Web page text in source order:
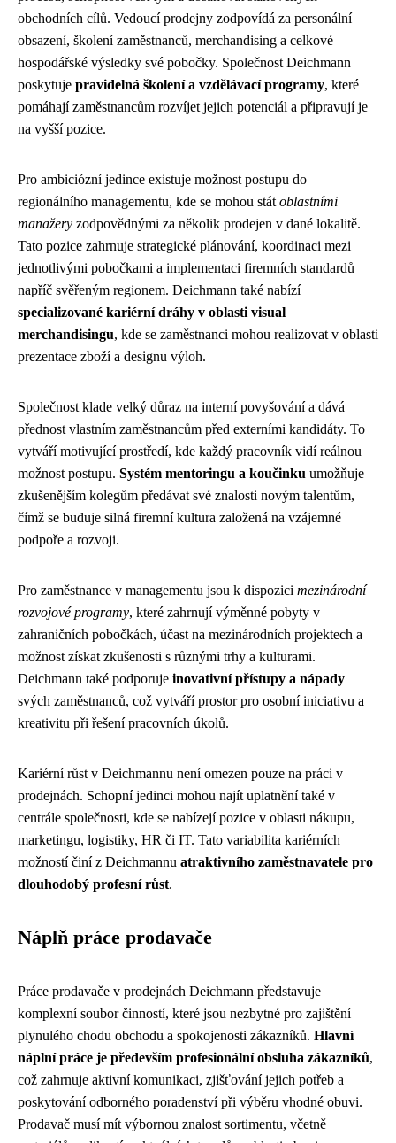
obchodních cílů. Vedoucí prodejny zodpovídá za personální
obsazení, školení zaměstnanců, merchandising a celkové
hospodářské výsledky své pobočky. Společnost Deichmann
poskytuje pravidelná školení a vzdělávací programy, které
pomáhají zaměstnancům rozvíjet jejich potenciál a připravují je
na vyšší pozice.
Pro ambiciózní jedince existuje možnost postupu do
regionálního managementu, kde se mohou stát oblastními
manažery zodpovědnými za několik prodejen v dané lokalitě.
Tato pozice zahrnuje strategické plánování, koordinaci mezi
jednotlivými pobočkami a implementaci firemních standardů
napříč svěřeným regionem. Deichmann také nabízí
specializované kariérní dráhy v oblasti visual
merchandisingu, kde se zaměstnanci mohou realizovat v oblasti
prezentace zboží a designu výloh.
Společnost klade velký důraz na interní povyšování a dává
přednost vlastním zaměstnancům před externími kandidáty. To
vytváří motivující prostředí, kde každý pracovník vidí reálnou
možnost postupu. Systém mentoringu a koučinku umožňuje
zkušenějším kolegům předávat své znalosti novým talentům,
čímž se buduje silná firemní kultura založená na vzájemné
podpoře a rozvoji.
Pro zaměstnance v managementu jsou k dispozici mezinárodní
rozvojové programy, které zahrnují výměnné pobyty v
zahraničních pobočkách, účast na mezinárodních projektech a
možnost získat zkušenosti s různými trhy a kulturami.
Deichmann také podporuje inovativní přístupy a nápady
svých zaměstnanců, což vytváří prostor pro osobní iniciativu a
kreativitu při řešení pracovních úkolů.
Kariérní růst v Deichmannu není omezen pouze na práci v
prodejnách. Schopní jedinci mohou najít uplatnění také v
centrále společnosti, kde se nabízejí pozice v oblasti nákupu,
marketingu, logistiky, HR či IT. Tato variabilita kariérních
možností činí z Deichmannu atraktivního zaměstnavatele pro
dlouhodobý profesní růst.
Náplň práce prodavače
Práce prodavače v prodejnách Deichmann představuje
komplexní soubor činností, které jsou nezbytné pro zajištění
plynulého chodu obchodu a spokojenosti zákazníků. Hlavní
náplní práce je především profesionální obsluha zákazníků,
což zahrnuje aktivní komunikaci, zjišťování jejich potřeb a
poskytování odborného poradenství při výběru vhodné obuvi.
Prodavač musí mít výbornou znalost sortimentu, včetně